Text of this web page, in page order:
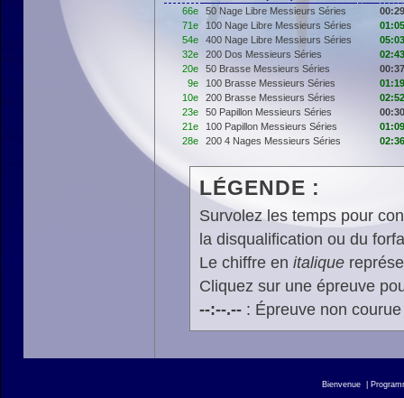
66e
50 Nage Libre Messieurs Séries
71e
100 Nage Libre Messieurs Séries
54e
400 Nage Libre Messieurs Séries
32e
200 Dos Messieurs Séries
20e
50 Brasse Messieurs Séries
9e
100 Brasse Messieurs Séries
10e
200 Brasse Messieurs Séries
23e
50 Papillon Messieurs Séries
21e
100 Papillon Messieurs Séries
28e
200 4 Nages Messieurs Séries
LÉGENDE :
Survolez les temps pour
la disqualification ou du
Le chiffre en italique
Cliquez sur une épreuve
--:--.--: Épreuve non
Bienvenue